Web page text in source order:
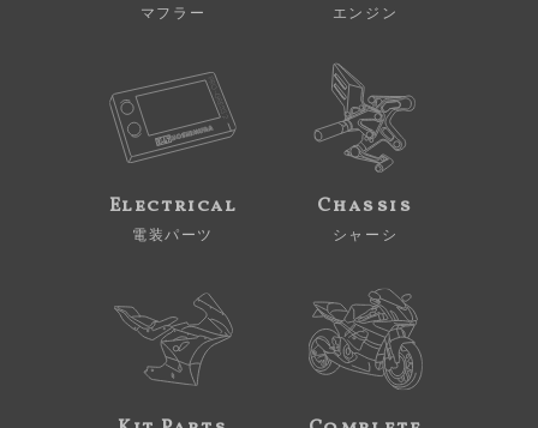
マフラー エンジン
Electrical
電装パーツ
Chassis
シャーシ